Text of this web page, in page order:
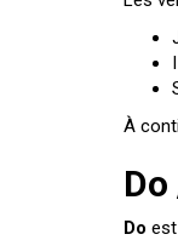
À
Do